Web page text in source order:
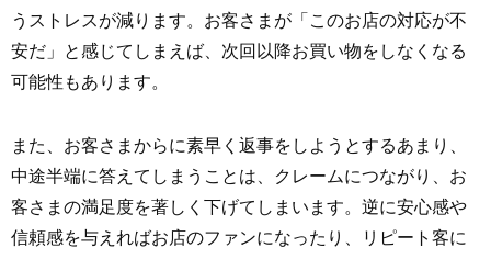
うストレスが減ります。お客さまが「このお店の対応が不
安だ」と感じてしまえば、次回以降お買い物をしなくなる
可能性もあります。
また、お客さまからに素早く返事をしようとするあまり、
中途半端に答えてしまうことは、クレームにつながり、お
客さまの満足度を著しく下げてしまいます。逆に安心感や
信頼感を与えればお店のファンになったり、リピート客に